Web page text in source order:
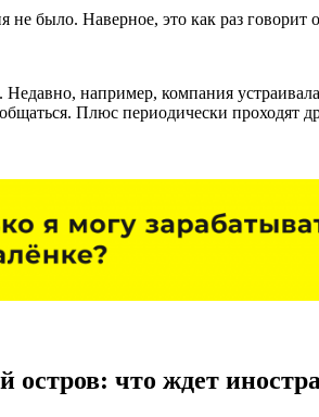
не было. Наверное, это как раз говорит
например, компания
Плюс периодически проходят
что ждет